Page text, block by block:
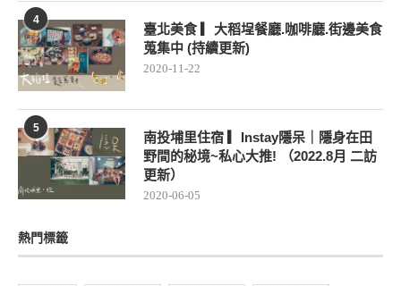
4
臺北美食 ▎大稻埕餐廳.咖啡廳.街邊美食
蒐集中 (持續更新)
2020-11-22
5
南投埔里住宿 ▎Instay隱呆｜隱身在田
野間的秘境~私心大推! （2022.8月 二訪
更新）
2020-06-05
熱門標籤